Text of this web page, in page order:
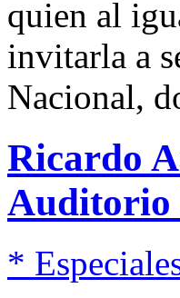
quien al
invitarla a
Nacional,
Ricardo
Auditorio
*